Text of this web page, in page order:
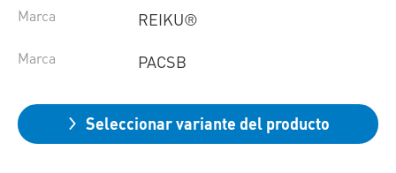
Marca REIKU®
Marca PACSB
Seleccionar variante del producto